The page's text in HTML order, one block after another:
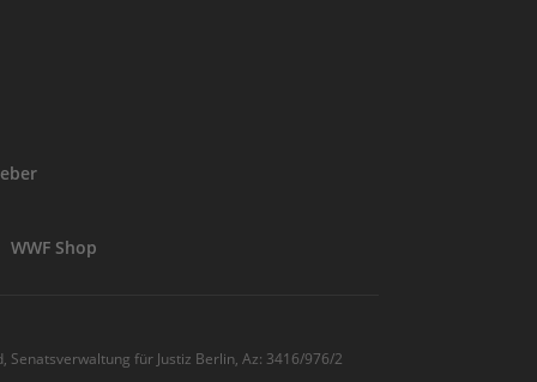
WWF Shop
Senatsverwaltung für Justiz Berlin, Az: 3416/976/2